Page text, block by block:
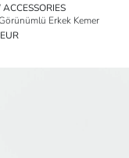
Erkek Kemer